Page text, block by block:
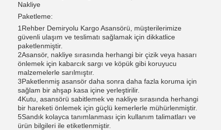
Nakliye
Paketleme:
1Rehber Demiryolu Kargo Asansörü, müşterilerimize
güvenli ulaşım ve teslimatı sağlamak için dikkatlice
paketlenmiştir.
2Asansör, nakliye sırasında herhangi bir çizik veya hasarı
önlemek için kabarcık sargı ve köpük gibi koruyucu
malzemelerle sarılmıştır.
3Paketlenmiş asansör daha sonra daha fazla koruma için
sağlam bir ahşap kasa içine yerleştirilir.
4Kutu, asansörü sabitlemek ve nakliye sırasında herhangi
bir hareketi önlemek için güçlü kemerlerle mühürlenmiştir.
5Sandık kolayca tanımlanması için kullanım talimatları ve
ürün bilgileri ile etiketlenmiştir.